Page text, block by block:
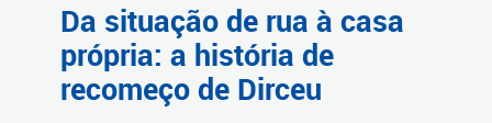
Da situação de rua à casa
própria: a história de
recomeço de Dirceu